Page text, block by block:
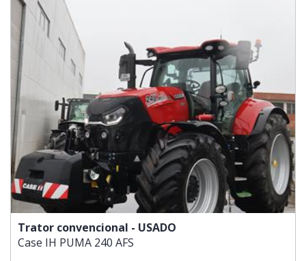
Trator convencional - USADO
Case IH PUMA 240 AFS